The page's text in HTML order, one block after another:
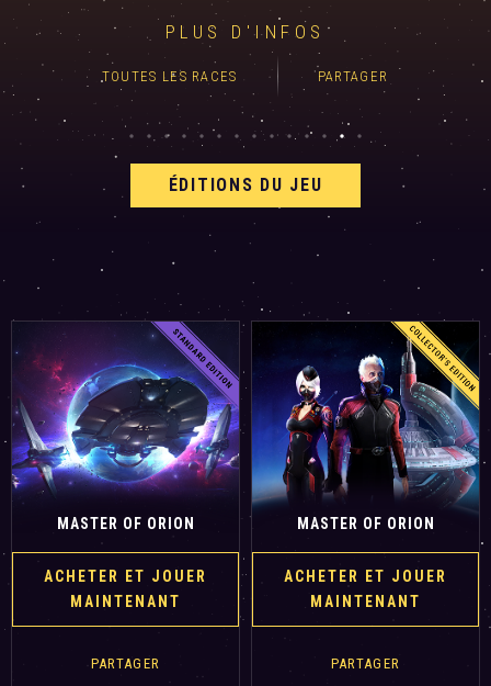
PLUS D'INFOS
TOUTES LES RACES PARTAGER
ÉDITIONS DU JEU
MASTER OF ORION
ACHETER ET JOUER
MAINTENANT
PARTAGER
MASTER OF ORION
ACHETER ET JOUER
MAINTENANT
PARTAGER